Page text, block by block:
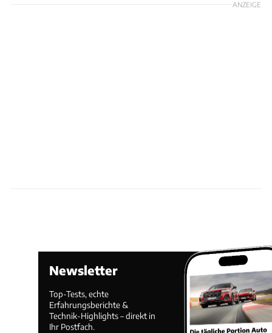
ANZEIGE
Newsletter
Top-Tests, echte
Erfahrungsberichte &
Technik-Highlights – direkt in
Ihr Postfach.